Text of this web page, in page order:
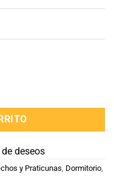
deseos
y Praticunas, Dormitorio,